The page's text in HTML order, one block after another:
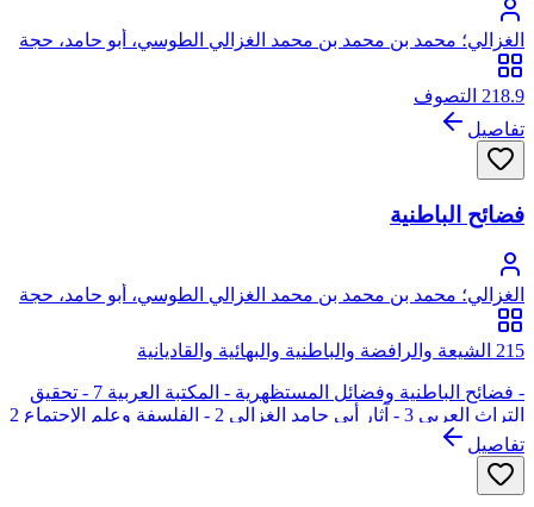
الغزالي؛ محمد بن محمد بن محمد الغزالي الطوسي، أبو حامد، حجة
الإسلام
218.9 التصوف
تفاصيل
فضائح الباطنية
الغزالي؛ محمد بن محمد بن محمد الغزالي الطوسي، أبو حامد، حجة
الإسلام
215 الشيعة والرافضة والباطنية والبهائية والقاديانية
- فضائح الباطنية وفضائل المستظهرية - المكتبة العربية 7 - تحقيق
التراث العربي 3 - آثار أبي حامد الغزالي 2 - الفلسفة وعلم الإجتماع 2
تفاصيل